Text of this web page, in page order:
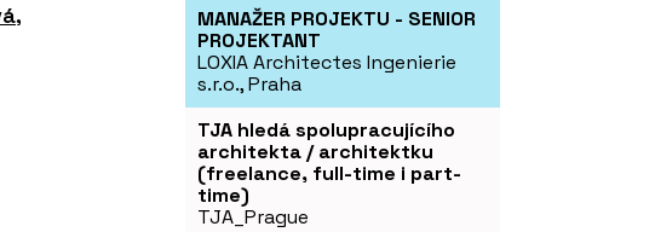
,
MANAŽER PROJEKTU - SENIOR
PROJEKTANT
LOXIA Architectes Ingenierie
s.r.o., Praha
TJA hledá spolupracujícího
architekta / architektku
(freelance, full-time i part-
time)
TJA_Prague